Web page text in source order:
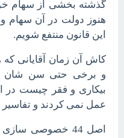
گذشته بخشی از سهام
هنوز دولت در آن سهام و
این قانون منتفع شویم.
کاش آن زمان آقایانی
و برخی حتی سن شان
بیکاری و فقر چیست در
عمل نمی کردند و
اصل 44 خصوصی